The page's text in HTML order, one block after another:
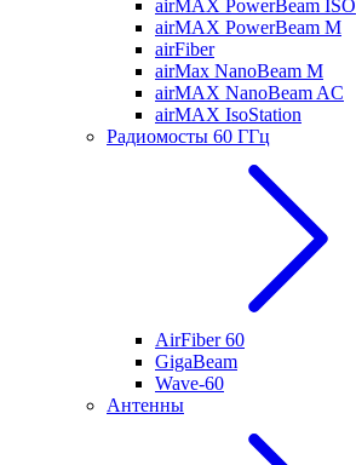
airMAX PowerBeam ISO
airMAX PowerBeam M
airFiber
airMax NanoBeam M
airMAX NanoBeam AC
airMAX IsoStation
Радиомосты 60 ГГц
AirFiber 60
GigaBeam
Wave-60
Антенны